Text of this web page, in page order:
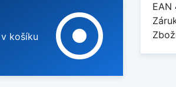
košíku
adjust
EAN